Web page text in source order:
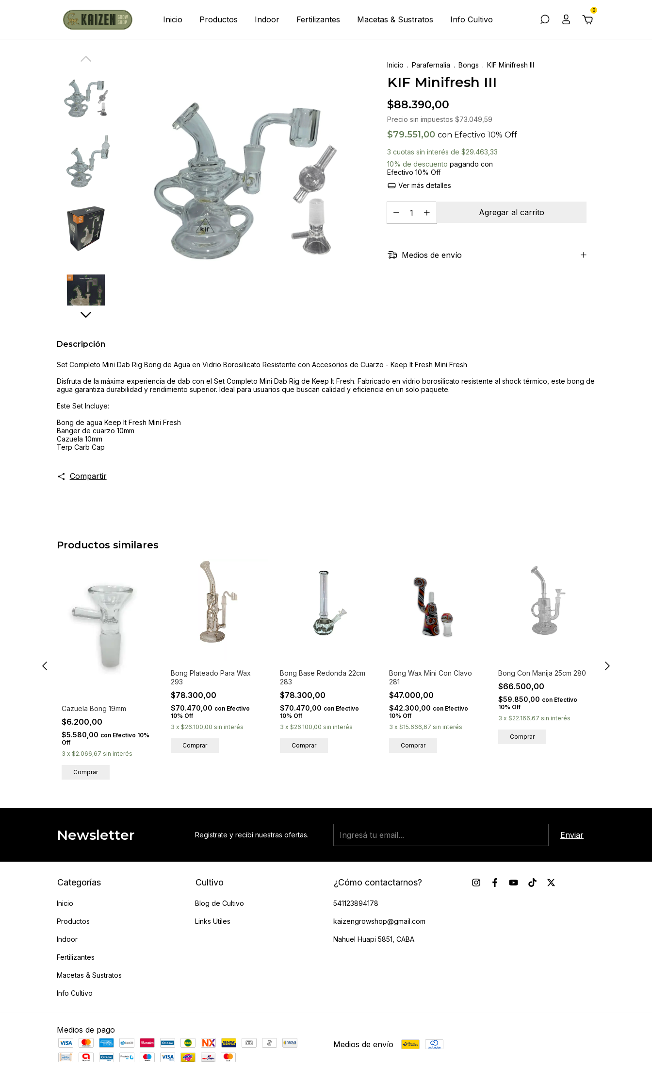
Inicio Productos Indoor Fertilizantes Macetas & Sustratos Info Cultivo
0
Inicio . Parafernalia . Bongs . KIF Minifresh III
KIF Minifresh III
$88.390,00
Precio sin impuestos $73.049,59
$79.551,00 con Efectivo 10% Off
3 cuotas sin interés de $29.463,33
10% de descuento pagando con
Efectivo 10% Off
Ver más detalles
Medios de envío
Descripción
Set Completo Mini Dab Rig Bong de Agua en Vidrio Borosilicato Resistente con Accesorios de Cuarzo - Keep It Fresh Mini Fresh
Disfruta de la máxima experiencia de dab con el Set Completo Mini Dab Rig de Keep It Fresh. Fabricado en vidrio borosilicato resistente al shock térmico, este bong de
agua garantiza durabilidad y rendimiento superior. Ideal para usuarios que buscan calidad y eficiencia en un solo paquete.
Este Set Incluye:
Bong de agua Keep It Fresh Mini Fresh
Banger de cuarzo 10mm
Cazuela 10mm
Terp Carb Cap
Compartir
Productos similares
Cazuela Bong 19mm
$6.200,00
$5.580,00 con Efectivo 10%
Off
3 x $2.066,67 sin interés
Bong Plateado Para Wax
293
$78.300,00
$70.470,00 con Efectivo
10% Off
3 x $26.100,00 sin interés
Bong Base Redonda 22cm
283
$78.300,00
$70.470,00 con Efectivo
10% Off
3 x $26.100,00 sin interés
Bong Wax Mini Con Clavo
281
$47.000,00
$42.300,00 con Efectivo
10% Off
3 x $15.666,67 sin interés
Bong Con Manija 25cm 280
$66.500,00
$59.850,00 con Efectivo
10% Off
3 x $22.166,67 sin interés
Newsletter Registrate y recibí nuestras ofertas.
Categorías
Inicio
Productos
Indoor
Fertilizantes
Macetas & Sustratos
Info Cultivo
Cultivo
Blog de Cultivo
Links Utiles
¿Cómo contactarnos?
541123894178
kaizengrowshop@gmail.com
Nahuel Huapi 5851, CABA.
Medios de pago
Medios de envío